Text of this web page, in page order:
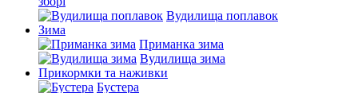
Вудилища поплавок
Зима
Приманка зима
Вудилища зима
Прикормки та наживки
Бустера